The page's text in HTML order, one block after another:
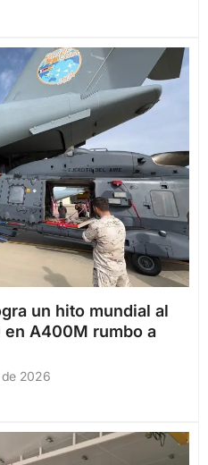
un hito mundial al
A400M rumbo a
de 2026